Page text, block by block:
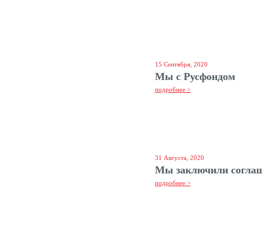
15 Сентября, 2020
Мы с Русфондом
подробнее >
31 Августа, 2020
Мы заключили
подробнее >